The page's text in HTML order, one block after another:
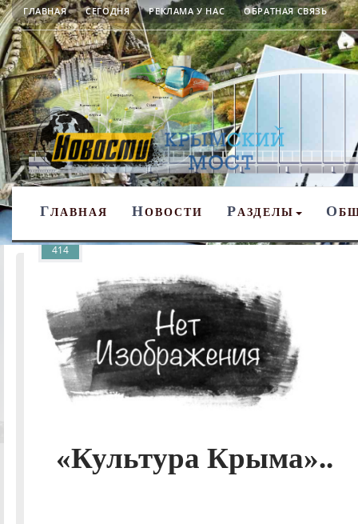
ГЛАВНАЯ СЕГОДНЯ РЕКЛАМА У НАС ОБРАТНАЯ СВЯЗЬ
ГЛАВНАЯ НОВОСТИ РАЗДЕЛЫ О
«Культура Крыма»..
414